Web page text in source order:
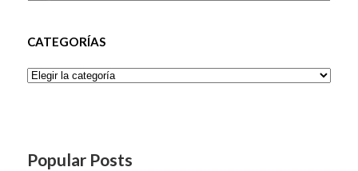
CATEGORÍAS
Categorías
Popular Posts